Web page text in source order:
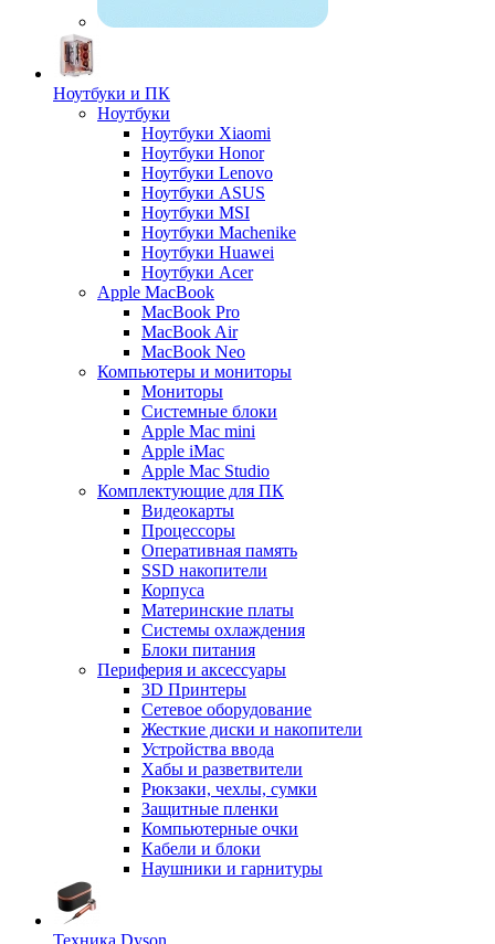
Ноутбуки и ПК
Ноутбуки
Ноутбуки Xiaomi
Ноутбуки Honor
Ноутбуки Lenovo
Ноутбуки ASUS
Ноутбуки MSI
Ноутбуки Machenike
Ноутбуки Huawei
Ноутбуки Acer
Apple MacBook
MacBook Pro
MacBook Air
MacBook Neo
Компьютеры и мониторы
Мониторы
Системные блоки
Apple Mac mini
Apple iMac
Apple Mac Studio
Комплектующие для ПК
Видеокарты
Процессоры
Оперативная память
SSD накопители
Корпуса
Материнские платы
Системы охлаждения
Блоки питания
Периферия и аксессуары
3D Принтеры
Сетевое оборудование
Жесткие диски и накопители
Устройства ввода
Хабы и разветвители
Рюкзаки, чехлы, сумки
Защитные пленки
Компьютерные очки
Кабели и блоки
Наушники и гарнитуры
Техника Dyson